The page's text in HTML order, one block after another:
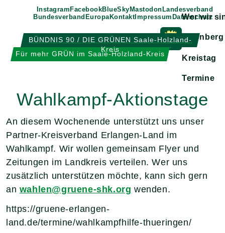
Inhalt
Instagram FacebookBlueSky Mastodon Landesverband
Bundesverband EuropaKontaktImpressum Datenschutz
BÜNDNIS 90 / DIE GRÜNEN Saale-Holzland-
Kreis
Für mehr GRÜN im Saale-Holzland-Kreis
Wer wir
Eisenberg
Zeige
Kreistag
Termine
Wahlkampf-Aktionstage
An diesem Wochenende unterstützt uns unser
Partner-Kreisverband Erlangen-Land im
Wahlkampf. Wir wollen gemeinsam Flyer und
Zeitungen im Landkreis verteilen. Wer uns
zusätzlich unterstützen möchte, kann sich gern
an wahlen@gruene-shk.org wenden.
https://gruene-erlangen-
land.de/termine/wahlkampfhilfe-thueringen/